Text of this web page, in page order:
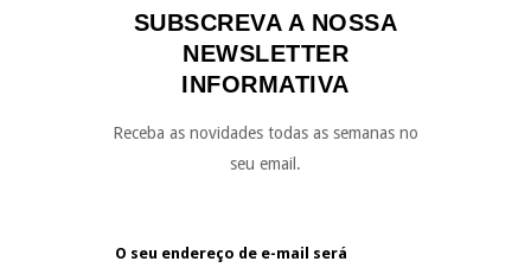
SUBSCREVA A NOSSA
NEWSLETTER
INFORMATIVA
Receba as novidades todas as semanas no
seu email.
O seu endereço de e-mail será